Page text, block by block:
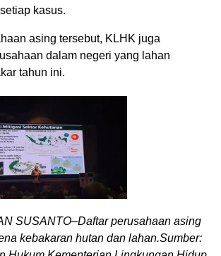
kasus.
asing tersebut, KLHK juga
dalam negeri yang lahan
tahun ini.
SUSANTO–Daftar perusahaan asing
kebakaran hutan dan lahan.Sumber: